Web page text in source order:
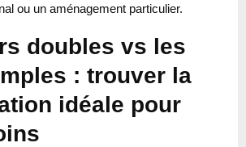
ou un aménagement particulier.
doubles vs les
: trouver la
idéale pour